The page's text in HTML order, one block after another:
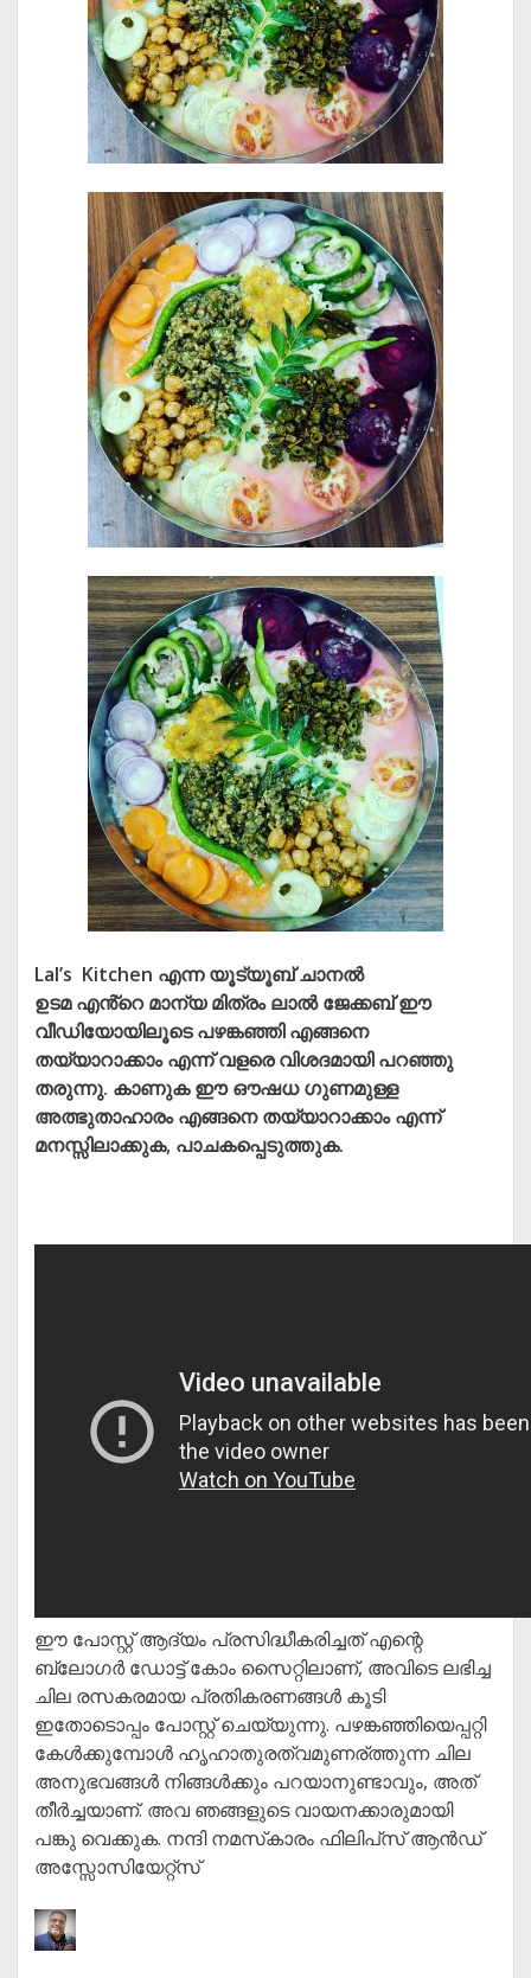
Lal’s Kitchen എന്ന യൂട്യൂബ് ചാനൽ
ഉടമ എൻ്റെ മാന്യ മിത്രം ലാൽ ജേക്കബ് ഈ
വീഡിയോയിലൂടെ പഴങ്കഞ്ഞി എങ്ങനെ
തയ്യാറാക്കാം എന്ന് വളരെ വിശദമായി പറഞ്ഞു
തരുന്നു. കാണുക ഈ ഔഷധ ഗുണമുള്ള
അത്ഭുതാഹാരം എങ്ങനെ തയ്യാറാക്കാം എന്ന്
മനസ്സിലാക്കുക, പാചകപ്പെടുത്തുക.
ഈ പോസ്റ്റ് ആദ്യം പ്രസിദ്ധീകരിച്ചത് എന്റെ
ബ്ലോഗർ ഡോട്ട് കോം സൈറ്റിലാണ്, അവിടെ ലഭിച്ച
ചില രസകരമായ പ്രതികരണങ്ങൾ കൂടി
ഇതോടൊപ്പം പോസ്റ്റ് ചെയ്യുന്നു. പഴങ്കഞ്ഞിയെപ്പറ്റി
കേൾക്കുമ്പോൾ ഹൃഹാതുരത്വമുണര്ത്തുന്ന ചില
അനുഭവങ്ങൾ നിങ്ങൾക്കും പറയാനുണ്ടാവും, അത്
തീർച്ചയാണ്. അവ ഞങ്ങളുടെ വായനക്കാരുമായി
പങ്കു വെക്കുക. നന്ദി നമസ്‌കാരം ഫിലിപ്‌സ് ആൻഡ്
അസ്സോസിയേറ്റ്സ്